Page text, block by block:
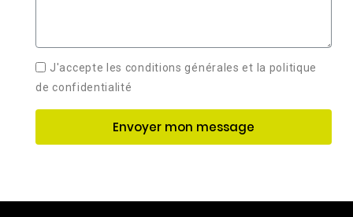
J'accepte les conditions générales et la politique
de confidentialité
Envoyer mon message